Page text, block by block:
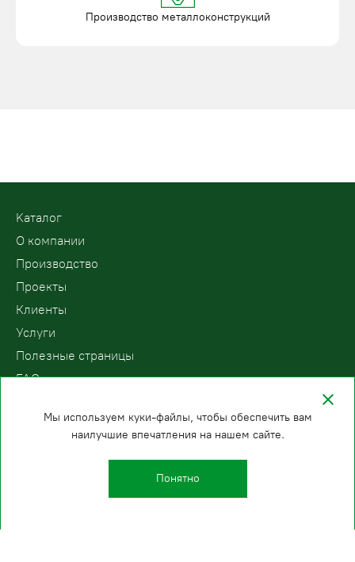
Производство металлоконструкций
Kаталог
О компании
Производство
Проекты
Клиенты
Услуги
Полезные страницы
FAQ
8 (800) 200-78-15
E-mail:
Мы используем куки-файлы, чтобы обеспечить вам
наилучшие впечатления на нашем сайте.
Понятно